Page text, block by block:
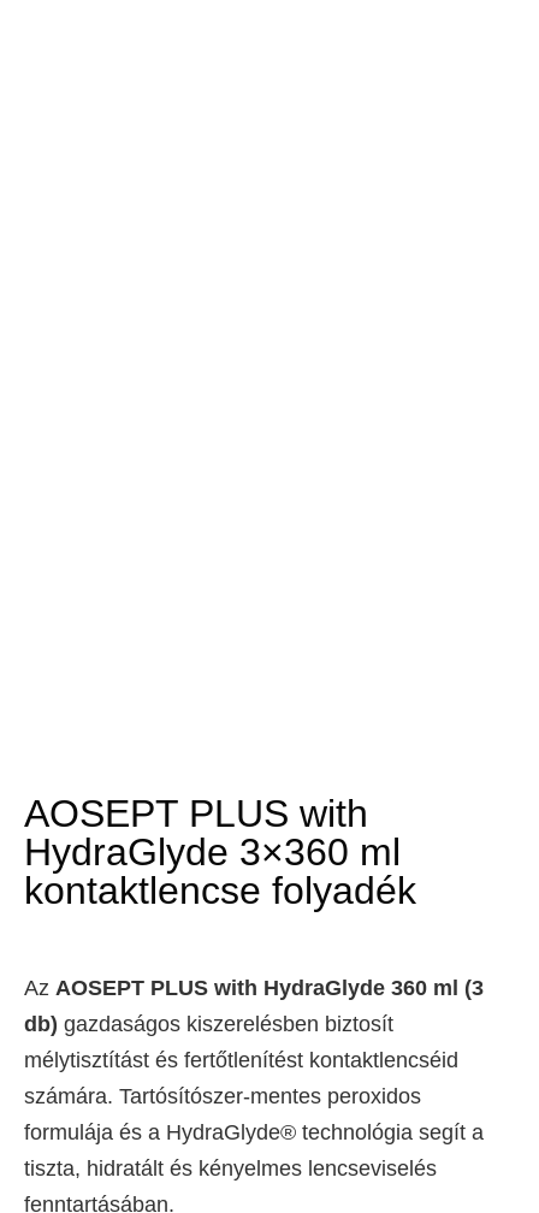
AOSEPT PLUS with
HydraGlyde 3×360 ml
kontaktlencse folyadék
Az AOSEPT PLUS with HydraGlyde 360 ml (3
db) gazdaságos kiszerelésben biztosít
mélytisztítást és fertőtlenítést kontaktlencséid
számára. Tartósítószer-mentes peroxidos
formulája és a HydraGlyde® technológia segít a
tiszta, hidratált és kényelmes lencseviselés
fenntartásában.